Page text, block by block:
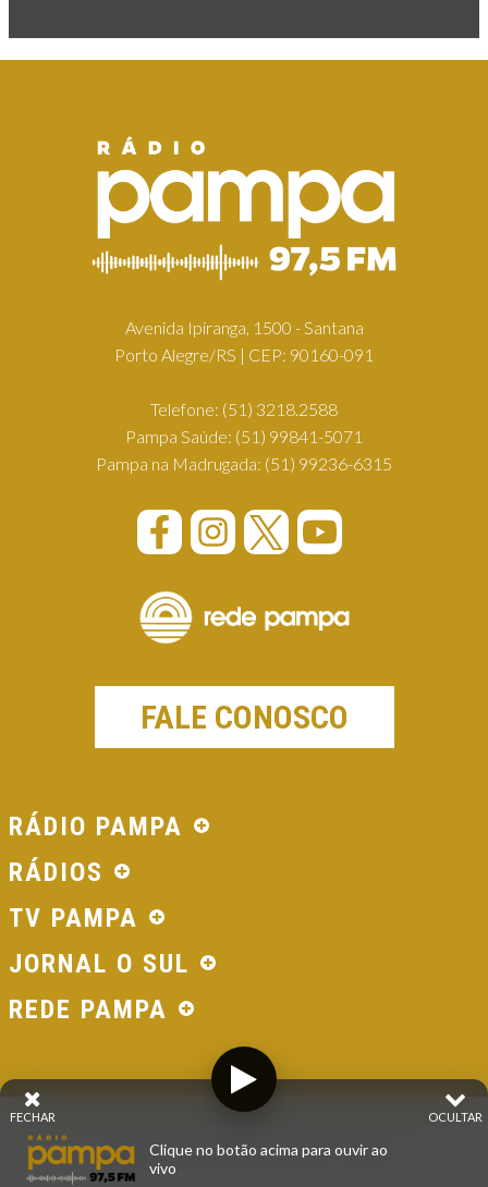
Avenida Ipiranga, 1500 - Santana
Porto Alegre/RS | CEP: 90160-091
Telefone: (51) 3218.2588
Pampa Saúde: (51) 99841-5071
Pampa na Madrugada: (51) 99236-6315
FALE CONOSCO
RÁDIO PAMPA
RÁDIOS
TV PAMPA
JORNAL O SUL
REDE PAMPA
© 2026 - Direitos Reservados - Rádio Pampa - Rede
Pampa de Comunicação | RS - Brasil.
OCULTAR
FECHAR
Clique no botão acima para ouvir ao
vivo